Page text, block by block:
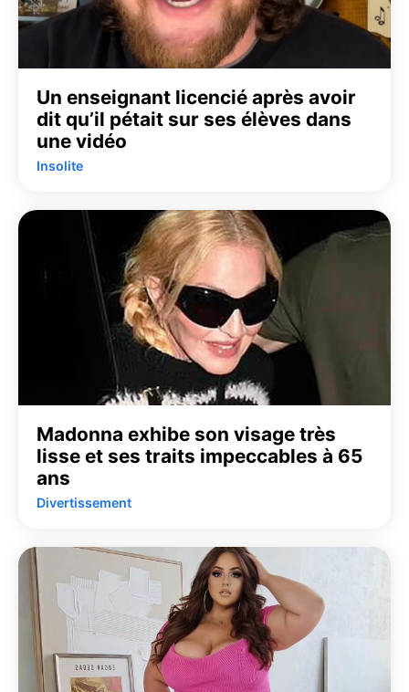
Un enseignant licencié après avoir
dit qu’il pétait sur ses élèves dans
une vidéo
Insolite
Madonna exhibe son visage très
lisse et ses traits impeccables à 65
ans
Divertissement